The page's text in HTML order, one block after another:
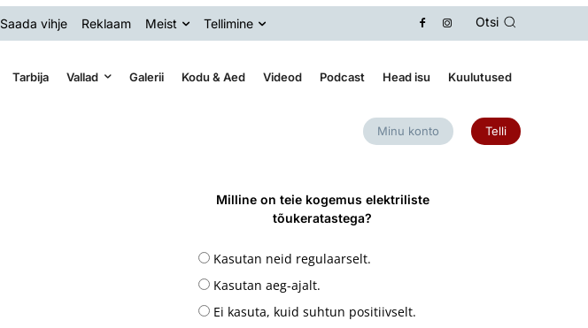
Saada vihje Reklaam Meist Tellimine Otsi
Tarbija Vallad Galerii Kodu & Aed Videod Podcast Head isu Kuulutused
Minu konto Telli
Milline on teie kogemus elektriliste
tõukeratastega?
Kasutan neid regulaarselt.
Kasutan aeg-ajalt.
Ei kasuta, kuid suhtun positiivselt.